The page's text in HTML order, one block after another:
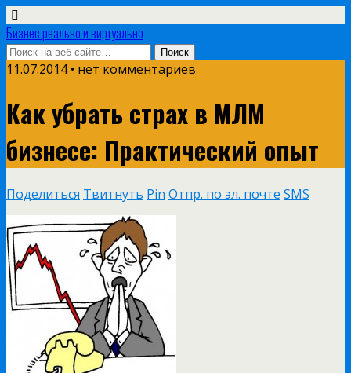
Бизнес реально и виртуально
11.07.2014 • нет комментариев
Как убрать страх в МЛМ
бизнесе: Практический опыт
Поделиться Твитнуть Pin Отпр. по эл. почте SMS